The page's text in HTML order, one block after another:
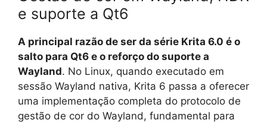
e suporte a Qt6
A principal razão de ser da série Krita 6.0 é o
salto para Qt6 e o reforço do suporte a
Wayland. No Linux, quando executado em
sessão Wayland nativa, Krita 6 passa a oferecer
uma implementação completa do protocolo de
gestão de cor do Wayland, fundamental para